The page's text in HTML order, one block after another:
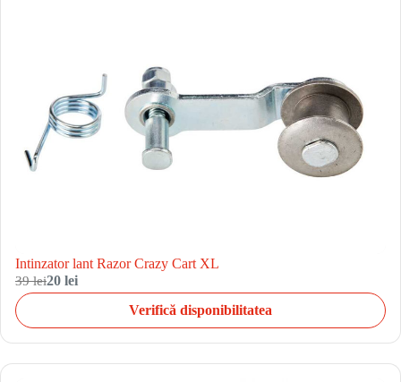
Intinzator lant Razor Crazy Cart XL
39 lei20 lei
Verifică disponibilitatea